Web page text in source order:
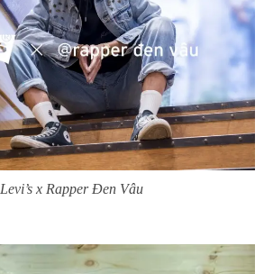
Levi’s x Rapper Đen Vâu